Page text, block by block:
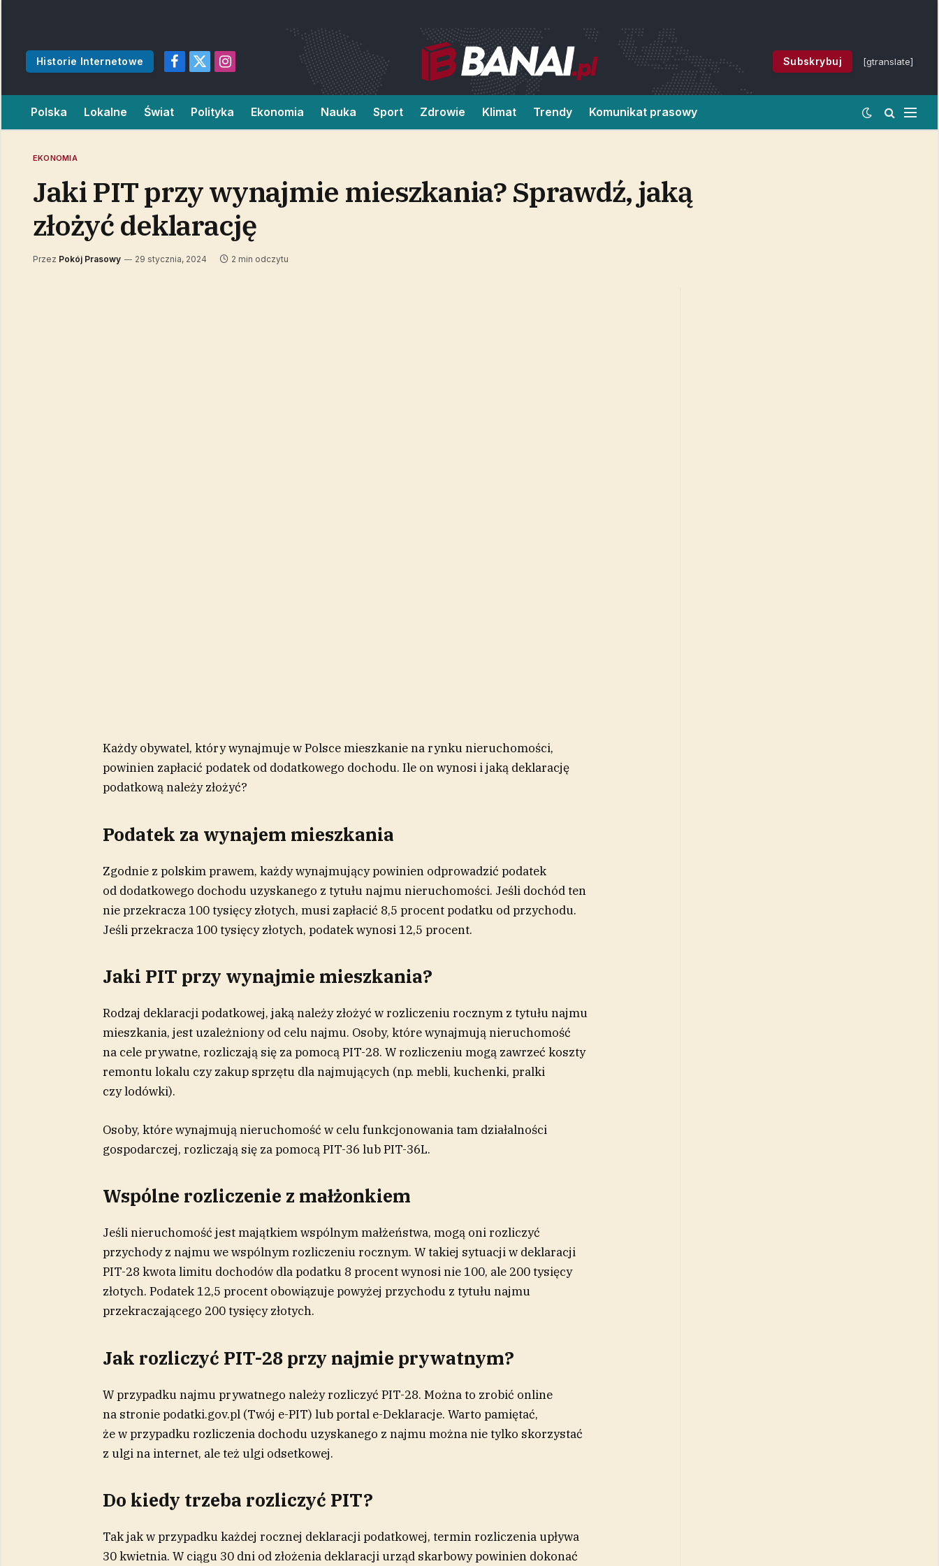
Historie Internetowe
Facebook
X
Instagram
Subskrybuj [gtranslate]
Polska Lokalne Świat Polityka Ekonomia Nauka Sport Zdrowie Klimat Trendy Komunikat prasowy
EKONOMIA
Jaki PIT przy wynajmie mieszkania? Sprawdź, jaką
złożyć deklarację
Przez Pokój Prasowy 29 stycznia, 2024 2 min odczytu
Każdy obywatel, który wynajmuje w Polsce mieszkanie na rynku nieruchomości,
powinien zapłacić podatek od dodatkowego dochodu. Ile on wynosi i jaką deklarację
podatkową należy złożyć?
Podatek za wynajem mieszkania
Zgodnie z polskim prawem, każdy wynajmujący powinien odprowadzić podatek
od dodatkowego dochodu uzyskanego z tytułu najmu nieruchomości. Jeśli dochód ten
nie przekracza 100 tysięcy złotych, musi zapłacić 8,5 procent podatku od przychodu.
Jeśli przekracza 100 tysięcy złotych, podatek wynosi 12,5 procent.
Jaki PIT przy wynajmie mieszkania?
Rodzaj deklaracji podatkowej, jaką należy złożyć w rozliczeniu rocznym z tytułu najmu
mieszkania, jest uzależniony od celu najmu. Osoby, które wynajmują nieruchomość
na cele prywatne, rozliczają się za pomocą PIT-28. W rozliczeniu mogą zawrzeć koszty
remontu lokalu czy zakup sprzętu dla najmujących (np. mebli, kuchenki, pralki
czy lodówki).
Osoby, które wynajmują nieruchomość w celu funkcjonowania tam działalności
gospodarczej, rozliczają się za pomocą PIT-36 lub PIT-36L.
Wspólne rozliczenie z małżonkiem
Jeśli nieruchomość jest majątkiem wspólnym małżeństwa, mogą oni rozliczyć
przychody z najmu we wspólnym rozliczeniu rocznym. W takiej sytuacji w deklaracji
PIT-28 kwota limitu dochodów dla podatku 8 procent wynosi nie 100, ale 200 tysięcy
złotych. Podatek 12,5 procent obowiązuje powyżej przychodu z tytułu najmu
przekraczającego 200 tysięcy złotych.
Jak rozliczyć PIT-28 przy najmie prywatnym?
W przypadku najmu prywatnego należy rozliczyć PIT-28. Można to zrobić online
na stronie podatki.gov.pl (Twój e-PIT) lub portal e-Deklaracje. Warto pamiętać,
że w przypadku rozliczenia dochodu uzyskanego z najmu można nie tylko skorzystać
z ulgi na internet, ale też ulgi odsetkowej.
Do kiedy trzeba rozliczyć PIT?
Tak jak w przypadku każdej rocznej deklaracji podatkowej, termin rozliczenia upływa
30 kwietnia. W ciągu 30 dni od złożenia deklaracji urząd skarbowy powinien dokonać